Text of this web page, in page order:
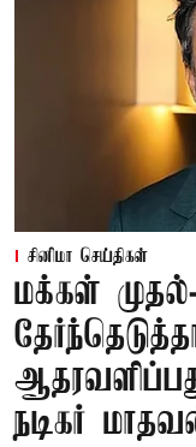
சினிமா செய்திகள்
மக்கள்
நடிகர்